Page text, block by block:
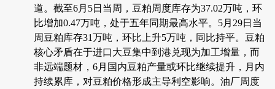
道。截至6月5日当周，豆粕周度库存为37.02万吨，环
比增加0.47万吨，处于五年同期最高水平。5月29日当
周豆粕库存31万吨，环比上升5万吨，同比持平。豆粕
核心矛盾在于进口大豆集中到港兑现为加工增量，而
非远端题材，6月国内豆粕产量或环比继续提升，月内
持续累库，对豆粕价格形成主导利空影响。油厂周度